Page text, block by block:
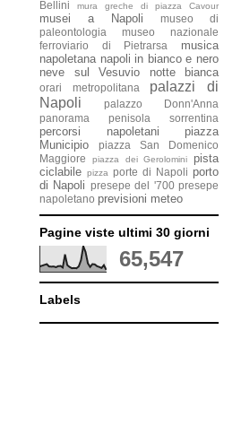
Bellini
mura greche di piazza Cavour
musei a Napoli
museo di
paleontologia
museo nazionale
ferroviario di Pietrarsa
musica
napoletana napoli in bianco e nero
neve sul Vesuvio
notte bianca
orari metropolitana
palazzi di
Napoli
palazzo Donn'Anna
panorama penisola sorrentina
percorsi napoletani
piazza
Municipio
piazza San Domenico
Maggiore
piazza dei Gerolomini
pista
ciclabile pizza porte di Napoli porto
di Napoli presepe del '700 presepe
napoletano previsioni meteo
Pagine viste ultimi 30 giorni
65,547
Labels